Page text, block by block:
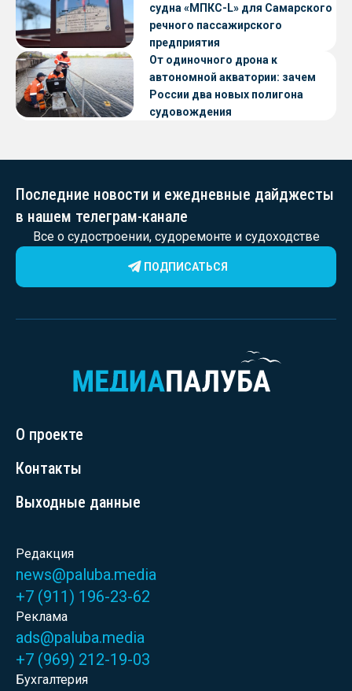
судна «МПКС-L» для Самарского
речного пассажирского
предприятия
От одиночного дрона к
автономной акватории: зачем
России два новых полигона
судовождения
Последние новости и ежедневные дайджесты
в нашем телеграм-канале
Все о судостроении, судоремонте и судоходстве
ПОДПИСАТЬСЯ
О проекте
Контакты
Выходные данные
Редакция
news@paluba.media
+7 (911) 196-23-62
Реклама
ads@paluba.media
+7 (969) 212-19-03
Бухгалтерия